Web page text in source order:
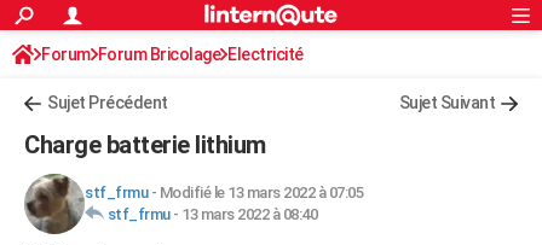
ACTUALITÉS
Politique
Société
Faits Divers
Education
Monde
Villes
+
FINANCE
Retraite
Impôts
Epargne
Immobilier
Risques naturels par ville
Banque
Assurance
Crédit
AUTO
S'inscrire
Connexion
Forum Forum Bricolage Electricité
Sujet Précédent Sujet Suivant
Charge batterie lithium
stf_frmu- Modifié le 13 mars 2022 à 07:05
stf_frmu- 13 mars 2022 à 08:40